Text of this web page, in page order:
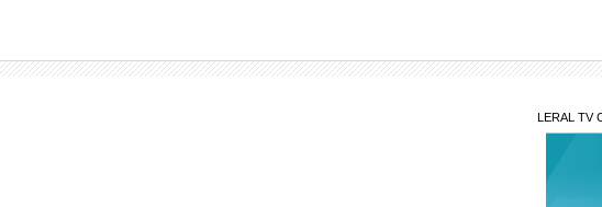
LERAL TV